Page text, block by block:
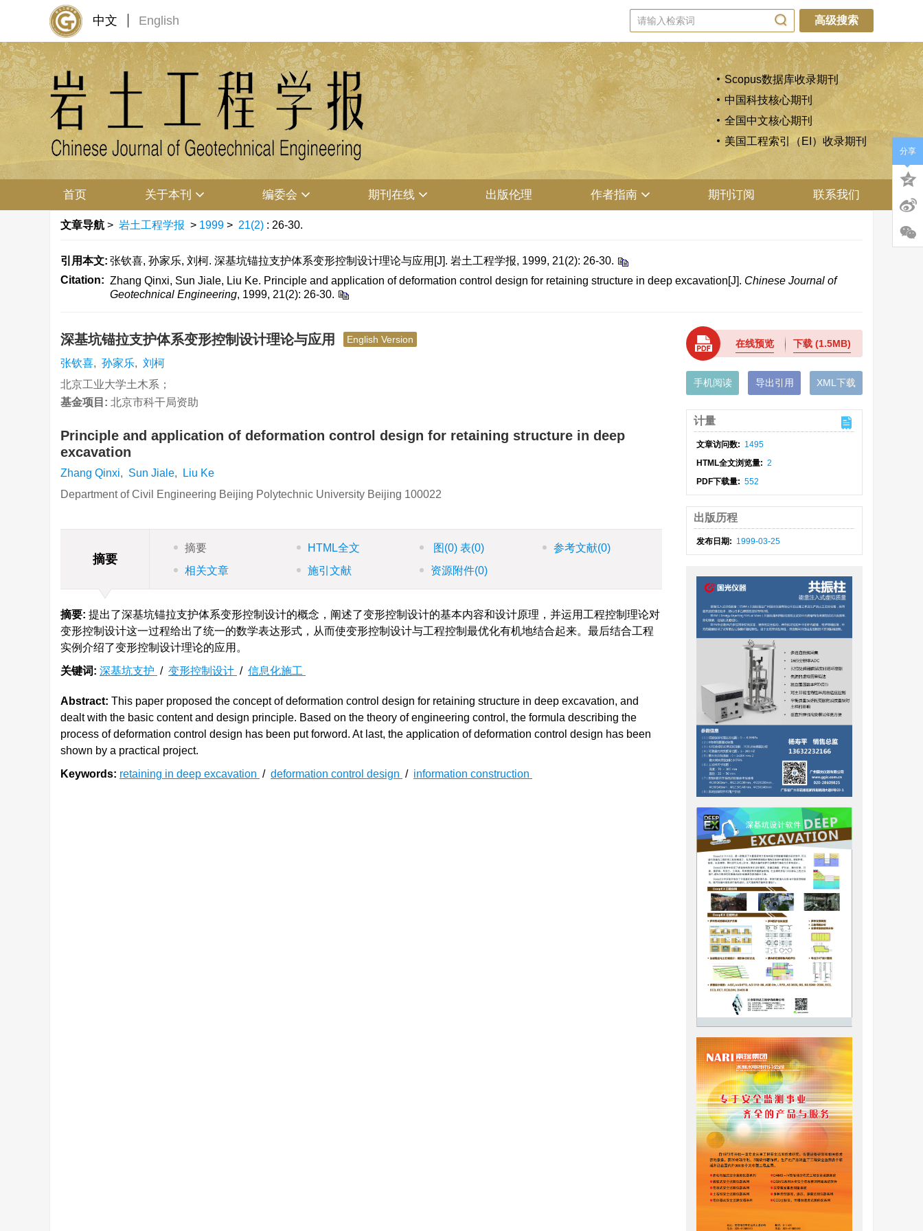
中文 English 高级搜索
Scopus数据库收录期刊
中国科技核心期刊
全国中文核心期刊
美国工程索引（EI）收录期刊
首页 关于本刊 编委会 期刊在线 出版伦理 作者指南 期刊订阅 联系我们
文章导航 > 岩土工程学报 > 1999 > 21(2) : 26-30.
引用本文: 张钦喜, 孙家乐, 刘柯. 深基坑锚拉支护体系变形控制设计理论与应用[J]. 岩土工程学报, 1999, 21(2): 26-30.
Citation: Zhang Qinxi, Sun Jiale, Liu Ke. Principle and application of deformation control design for retaining structure in deep excavation[J]. Chinese Journal of
Geotechnical Engineering, 1999, 21(2): 26-30.
深基坑锚拉支护体系变形控制设计理论与应用 English Version
张钦喜, 孙家乐, 刘柯
北京工业大学土木系；
基金项目: 北京市科干局资助
Principle and application of deformation control design for retaining structure in deep
excavation
Zhang Qinxi, Sun Jiale,
Liu Ke
Department of Civil Engineering Beijing Polytechnic University Beijing 100022
摘要
摘要 HTML全文 图 (0) 表(0) 参考文献(0)
相关文章
施引文献 资源附件(0)
摘要: 提出了深基坑锚拉支护体系变形控制设计的概念，阐述了变形控制设计的基本内容和设计原理，并运用工程控制理论对
变形控制设计这一过程给出了统一的数学表达形式，从而使变形控制设计与工程控制最优化有机地结合起来。最后结合工程
实例介绍了变形控制设计理论的应用。
关键词: 深基坑支护 / 变形控制设计 / 信息化施工
Abstract: This paper proposed the concept of deformation control design for retaining structure in deep excavation, and
dealt with the basic content and design principle. Based on the theory of engineering control, the formula describing the
process of deformation control design has been put forword. At last, the application of deformation control design has been
shown by a practical project.
Keywords: retaining in deep excavation / deformation control design / information construction
在线预览 下载(1.5MB)
手机阅读 导出引用 XML下载
计量
文章访问数: 1495
HTML全文浏览量: 2
PDF下载量: 552
出版历程
发布日期: 1999-03-25
分享